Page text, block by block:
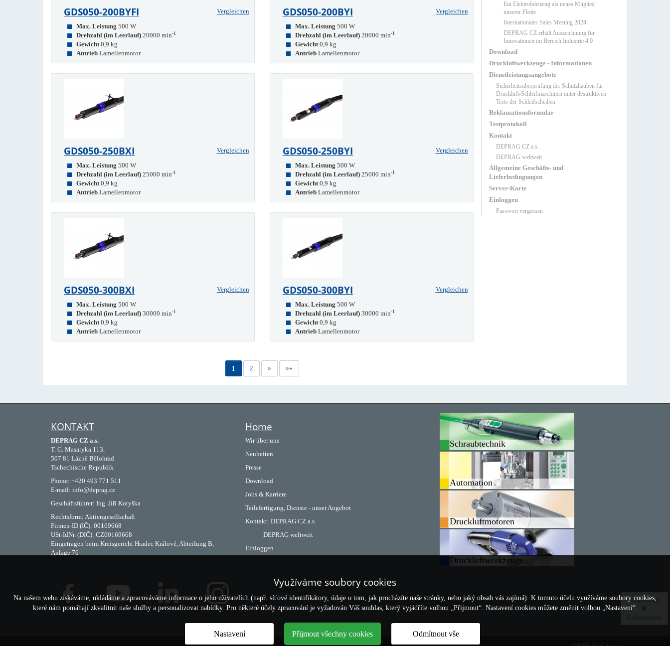
GDS050-200BYFI
Vergleichen
Max. Leistung 500 W
Drehzahl (im Leerlauf) 20000 min-1
Gewicht 0,9 kg
Antrieb Lamellenmotor
GDS050-200BYI
Vergleichen
Max. Leistung 500 W
Drehzahl (im Leerlauf) 20000 min-1
Gewicht 0,9 kg
Antrieb Lamellenmotor
GDS050-250BXI
Vergleichen
Max. Leistung 500 W
Drehzahl (im Leerlauf) 25000 min-1
Gewicht 0,9 kg
Antrieb Lamellenmotor
GDS050-250BYI
Vergleichen
Max. Leistung 500 W
Drehzahl (im Leerlauf) 25000 min-1
Gewicht 0,9 kg
Antrieb Lamellenmotor
GDS050-300BXI
Vergleichen
Max. Leistung 500 W
Drehzahl (im Leerlauf) 30000 min-1
Gewicht 0,9 kg
Antrieb Lamellenmotor
GDS050-300BYI
Vergleichen
Max. Leistung 500 W
Drehzahl (im Leerlauf) 30000 min-1
Gewicht 0,9 kg
Antrieb Lamellenmotor
1 2 » »»
Ein Elektrofahrzeug als neues Mitglied
unserer Flotte
Internationales Sales Meeting 2024
DEPRAG CZ erhält Auszeichnung für
Innovationen im Bereich Industrie 4.0
Download
Druckluftwerkzeuge - Informationen
Dienstleistungsangebote
Sicherheitsüberprüfung der Schutzhauben für
Druckluft-Schleifmaschinen unter destruktiven
Tests der Schleifscheiben
Reklamationsformular
Testprotokoll
Kontakt
DEPRAG CZ a.s.
DEPRAG weltweit
Allgemeine Geschäfts- und
Lieferbedingungen
Server-Karte
Einloggen
Passwort vergessen
KONTAKT
DEPRAG CZ a.s.
T. G. Masaryka 113,
507 81 Lázně Bělohrad
Tschechische Republik
Phone: +420 493 771 511
E-mail: info@deprag.cz
Geschäftsführer: Ing. Jiří Kotyška
Rechtsform: Aktiengesellschaft
Firmen-ID (IČ): 00169668
USt-IdNr. (DIČ): CZ00169668
Eingetragen beim Kreisgericht Hradec Králové, Abteilung B,
Anlage 76
Home
Wir über uns
Neuheiten
Presse
Download
Jobs & Karriere
Teilefertigung, Dienste - unser Angebot
Kontakt: DEPRAG CZ a.s.
DEPRAG weltweit
Einloggen
Schraubtechnik
Automation
Druckluftmotoren
Druckluftwerkzeuge
Vergleichen
0
Zurücksetzen
Využíváme soubory cookies
Na našem webu získáváme, ukládáme a zpracováváme informace o jeho uživatelích (např. síťové identifikátory, údaje o tom, jak procházíte naše stránky, nebo jaký obsah vás zajímá). K tomuto účelu využíváme soubory cookies,
které nám pomáhají zkvalitnit naše služby a personalizovat nabídky. Pro některé účely zpracování je vyžadován Váš souhlas, který vyjádříte volbou „Přijmout“. Nastavení cookies můžete změnit volbou „Nastavení“.
Nastavení Přijmout všechny cookies Odmítnout vše